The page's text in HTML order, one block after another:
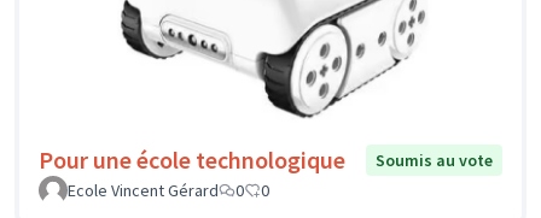
Pour une école technologique
Soumis au vote
Ecole Vincent Gérard
0 0